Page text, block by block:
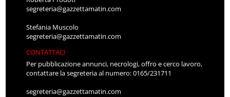
segreteria@gazzettamatin.com
Stefania Muscolo
segreteria@gazzettamatin.com
CONTATTACI
Per pubblicazione annunci, necrologi, offro e cerco lavoro,
contattare la segreteria al numero: 0165/231711
segreteria@gazzettamatin.com